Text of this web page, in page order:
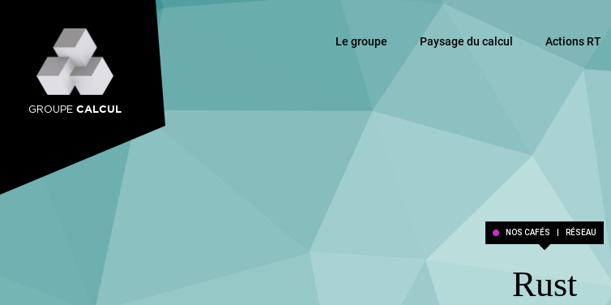
GROUPE CALCUL
Le groupe Paysage du calcul Actions RT
NOS CAFÉS RÉSEAU
Rust